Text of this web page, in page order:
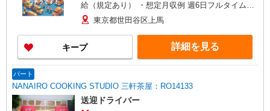
給（規定あり） ・想定月収例 週6日フルタイム勤
務 302,400円＝日給12,600円×24日（交通費・残業
代は別途御支給） 給料日 〇月払い 給与日：18日
（月末締め） 〇日払い・週払い ※手数料 165円
／1回
東京都世田谷区上馬
キープ 詳細を見る
パート
NANAIRO COOKING STUDIO 三軒茶屋：RO14133
送迎ドライバー